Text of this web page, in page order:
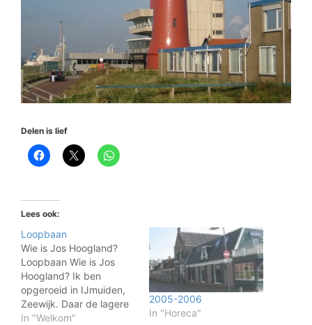
Delen is lief
Lees ook:
Loopbaan
Wie is Jos Hoogland?
Loopbaan Wie is Jos
Hoogland? Ik ben
opgeroeid in IJmuiden,
Zeewijk. Daar de lagere
school doorlopen, de
In "Welkom"
2005-2006
In "Horeca"